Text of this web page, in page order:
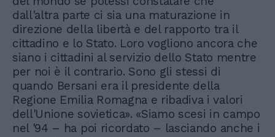
dall'altra parte ci sia una maturazione in
direzione della libertà e del rapporto tra il
cittadino e lo Stato. Loro vogliono ancora che
siano i cittadini al servizio dello Stato mentre
per noi è il contrario. Sono gli stessi di
quando Bersani era il presidente della
Regione Emilia Romagna e ribadiva i valori
dell'Unione sovietica». «Siamo scesi in campo
nel '94 – ha poi ricordato – lasciando anche i